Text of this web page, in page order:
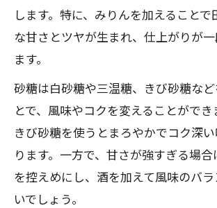
します。特に、みりんを加えること
な甘さとツヤが生まれ、仕上がりが
ます。
砂糖は白砂糖や三温糖、きび砂糖な
とで、風味やコクを変えることができ
きび砂糖を使うとまろやかでコク深
ります。一方で、甘さが強すぎる場
を控えめにし、酒を加えて風味のバ
いでしょう。